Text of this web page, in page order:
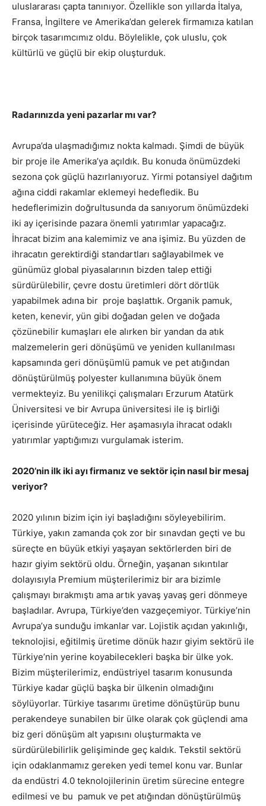
uluslararası çapta tanınıyor. Özellikle son yıllarda İtalya,
Fransa, İngiltere ve Amerika’dan gelerek firmamıza katılan
birçok tasarımcımız oldu. Böylelikle, çok uluslu, çok
kültürlü ve güçlü bir ekip oluşturduk.
Radarınızda yeni pazarlar mı var?
Avrupa’da ulaşmadığımız nokta kalmadı. Şimdi de büyük
bir proje ile Amerika’ya açıldık. Bu konuda önümüzdeki
sezona çok güçlü hazırlanıyoruz. Yirmi potansiyel dağıtım
ağına ciddi rakamlar eklemeyi hedefledik. Bu
hedeflerimizin doğrultusunda da sanıyorum önümüzdeki
iki ay içerisinde pazara önemli yatırımlar yapacağız.
İhracat bizim ana kalemimiz ve ana işimiz. Bu yüzden de
ihracatın gerektirdiği standartları sağlayabilmek ve
günümüz global piyasalarının bizden talep ettiği
sürdürülebilir, çevre dostu üretimleri dört dörtlük
yapabilmek adına bir proje başlattık. Organik pamuk,
keten, kenevir, yün gibi doğadan gelen ve doğada
çözünebilir kumaşları ele alırken bir yandan da atık
malzemelerin geri dönüşümü ve yeniden kullanılması
kapsamında geri dönüşümlü pamuk ve pet atığından
dönüştürülmüş polyester kullanımına büyük önem
vermekteyiz. Bu yenilikçi çalışmaları Erzurum Atatürk
Üniversitesi ve bir Avrupa üniversitesi ile iş birliği
içerisinde yürüteceğiz. Her aşamasıyla ihracat odaklı
yatırımlar yaptığımızı vurgulamak isterim.
2020’nin ilk iki ayı firmanız ve sektör için nasıl bir mesaj
veriyor?
2020 yılının bizim için iyi başladığını söyleyebilirim.
Türkiye, yakın zamanda çok zor bir sınavdan geçti ve bu
süreçte en büyük etkiyi yaşayan sektörlerden biri de
hazır giyim sektörü oldu. Örneğin, yaşanan sıkıntılar
dolayısıyla Premium müşterilerimiz bir ara bizimle
çalışmayı bırakmıştı ama artık yavaş yavaş geri dönmeye
başladılar. Avrupa, Türkiye’den vazgeçemiyor. Türkiye’nin
Avrupa’ya sunduğu imkanlar var. Lojistik açıdan yakınlığı,
teknolojisi, eğitilmiş üretime dönük hazır giyim sektörü ile
Türkiye’nin yerine koyabilecekleri başka bir ülke yok.
Bizim müşterilerimiz, endüstriyel tasarım konusunda
Türkiye kadar güçlü başka bir ülkenin olmadığını
söylüyorlar. Türkiye tasarımı üretime dönüştürüp bunu
perakendeye sunabilen bir ülke olarak çok güçlendi ama
biz geri dönüşüm alt yapısını oluşturmakta ve
sürdürülebilirlik gelişiminde geç kaldık. Tekstil sektörü
için odaklanmamız gereken yedi temel konu var. Bunlar
da endüstri 4.0 teknolojilerinin üretim sürecine entegre
edilmesi ve bu pamuk ve pet atığından dönüştürülmüş